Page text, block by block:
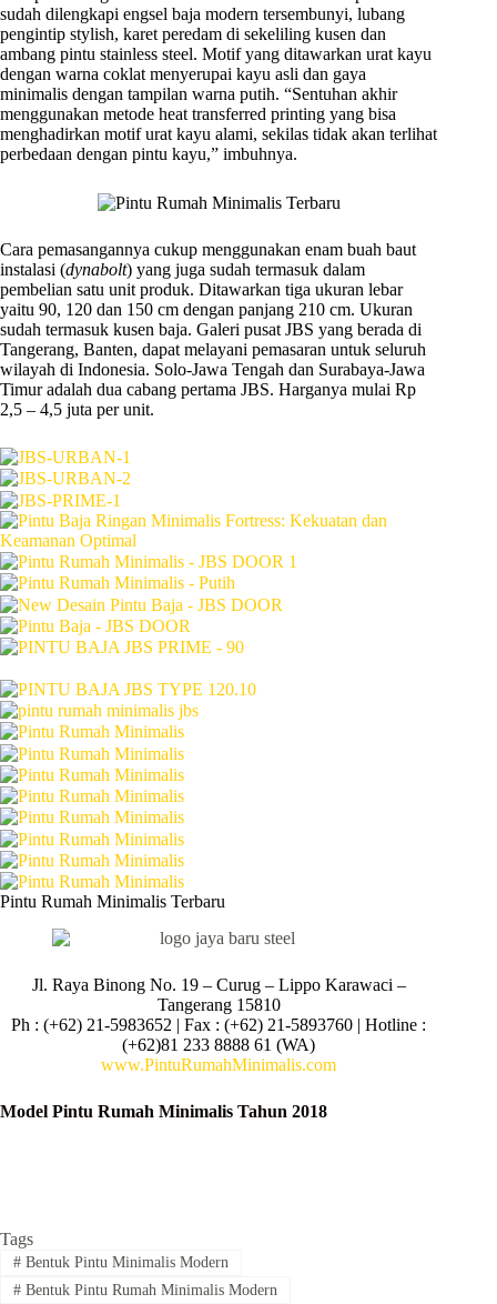
sudah dilengkapi engsel baja modern tersembunyi, lubang
pengintip stylish, karet peredam di sekeliling kusen dan
ambang pintu stainless steel. Motif yang ditawarkan urat kayu
dengan warna coklat menyerupai kayu asli dan gaya
minimalis dengan tampilan warna putih. “Sentuhan akhir
menggunakan metode heat transferred printing yang bisa
menghadirkan motif urat kayu alami, sekilas tidak akan terlihat
perbedaan dengan pintu kayu,” imbuhnya.
Cara pemasangannya cukup menggunakan enam buah baut
instalasi (dynabolt) yang juga sudah termasuk dalam
pembelian satu unit produk. Ditawarkan tiga ukuran lebar
yaitu 90, 120 dan 150 cm dengan panjang 210 cm. Ukuran
sudah termasuk kusen baja. Galeri pusat JBS yang berada di
Tangerang, Banten, dapat melayani pemasaran untuk seluruh
wilayah di Indonesia. Solo-Jawa Tengah dan Surabaya-Jawa
Timur adalah dua cabang pertama JBS. Harganya mulai Rp
2,5 – 4,5 juta per unit.
Pintu Rumah Minimalis Terbaru
Jl. Raya Binong No. 19 – Curug – Lippo Karawaci –
Tangerang 15810
Ph : (+62) 21-5983652 | Fax : (+62) 21-5893760 | Hotline :
(+62)81 233 8888 61 (WA)
www.PintuRumahMinimalis.com
Model Pintu Rumah Minimalis Tahun 2018
Tags
#Bentuk Pintu Minimalis Modern
#Bentuk Pintu Rumah Minimalis Modern